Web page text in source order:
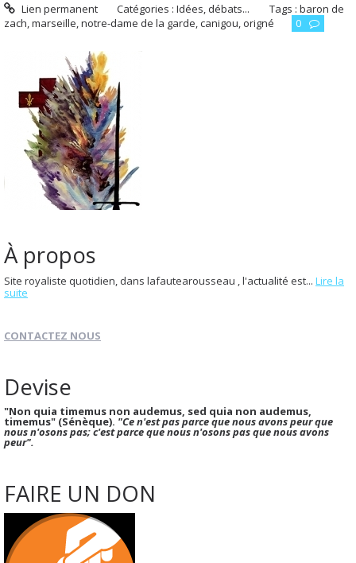
Lien permanent Catégories :Idées, débats... Tags :baron de
zach marseille notre-dame de la garde canigou origné 0
À propos
Site royaliste quotidien, dans lafautearousseau , l'actualité est... Lire la
suite
CONTACTEZ NOUS
Devise
"Non quia timemus non audemus, sed quia non audemus,
timemus" (Sénèque). "Ce n'est pas parce que nous avons peur que
nous n'osons pas; c'est parce que nous n'osons pas que nous avons
peur".
FAIRE UN DON